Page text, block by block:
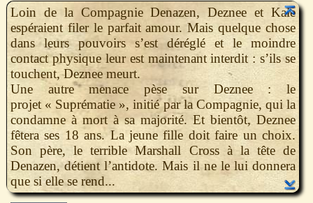
Loin de la Compagnie Denazen, Deznee et Kale
espéraient filer le parfait amour. Mais quelque chose
dans leurs pouvoirs s’est déréglé et le moindre
contact physique leur est maintenant interdit : s’ils se
touchent, Deznee meurt.
Une autre menace pèse sur Deznee : le
projet « Suprématie », initié par la Compagnie, qui la
condamne à mort à sa majorité. Et bientôt, Deznee
fêtera ses 18 ans. La jeune fille doit faire un choix.
Son père, le terrible Marshall Cross à la tête de
Denazen, détient l’antidote. Mais il ne le lui donnera
que si elle se rend...